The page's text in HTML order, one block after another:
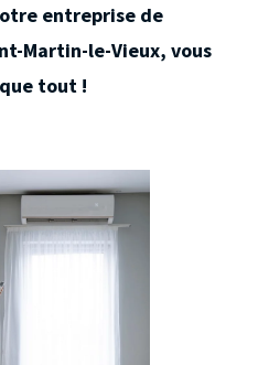
entreprise de
Martin-le-Vieux, vous
tout !